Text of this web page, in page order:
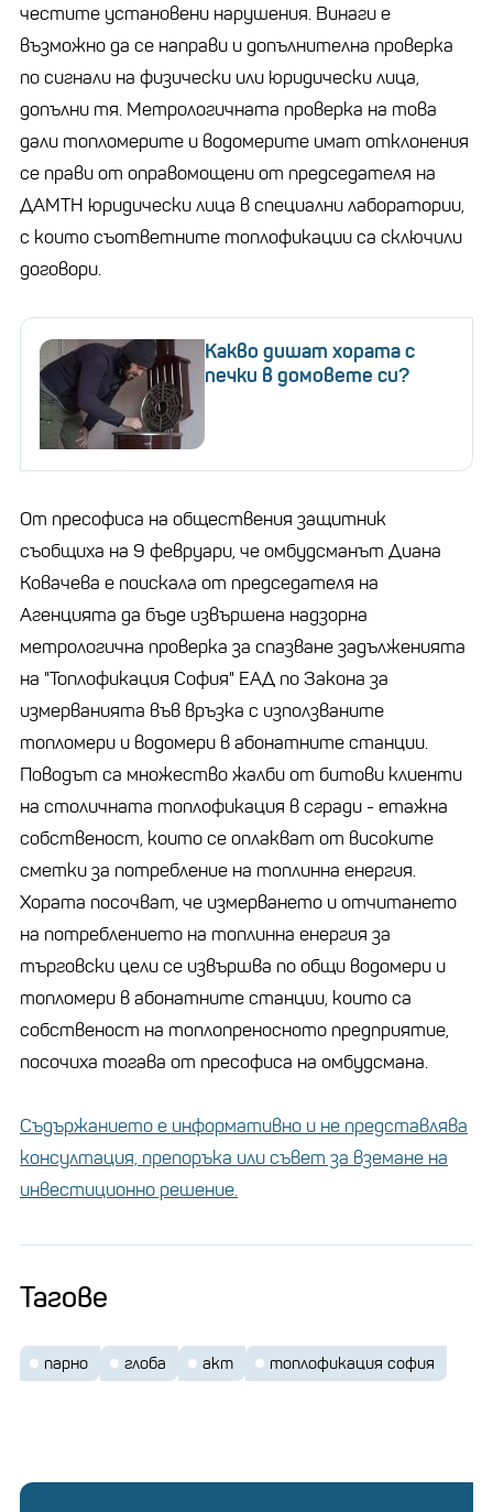
честите установени нарушения. Винаги е
възможно да се направи и допълнителна проверка
по сигнали на физически или юридически лица,
допълни тя. Метрологичната проверка на това
дали топломерите и водомерите имат отклонения
се прави от оправомощени от председателя на
ДАМТН юридически лица в специални лаборатории,
с които съответните топлофикации са сключили
договори.
Какво дишат хората с
печки в домовете си?
От пресофиса на обществения защитник
съобщиха на 9 февруари, че омбудсманът Диана
Ковачева е поискала от председателя на
Агенцията да бъде извършена надзорна
метрологична проверка за спазване задълженията
на "Топлофикация София" ЕАД по Закона за
измерванията във връзка с използваните
топломери и водомери в абонатните станции.
Поводът са множество жалби от битови клиенти
на столичната топлофикация в сгради - етажна
собственост, които се оплакват от високите
сметки за потребление на топлинна енергия.
Хората посочват, че измерването и отчитането
на потреблението на топлинна енергия за
търговски цели се извършва по общи водомери и
топломери в абонатните станции, които са
собственост на топлопреносното предприятие,
посочиха тогава от пресофиса на омбудсмана.
Съдържанието е информативно и не представлява
консултация, препоръка или съвет за вземане на
инвестиционно решение.
Тагове
парно глоба акт топлофикация софия